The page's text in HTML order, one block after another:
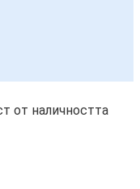
от наличността